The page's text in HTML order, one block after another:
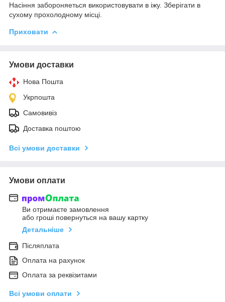
Насіння забороняеться використовувати в іжу. Зберігати в
сухому прохолодному місці.
Приховати
Умови доставки
Нова Пошта
Укрпошта
Самовивіз
Доставка поштою
Всі умови доставки
Умови оплати
Ви отримаєте замовлення
або гроші повернуться на вашу картку
Детальніше
Післяплата
Оплата на рахунок
Оплата за реквізитами
Всі умови оплати